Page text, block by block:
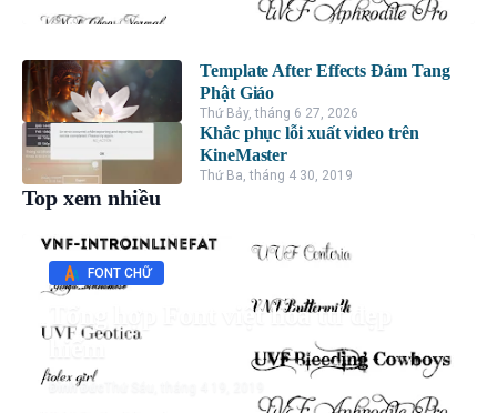
Template After Effects Đám Tang
Phật Giáo
Thứ Bảy, tháng 6 27, 2026
Khắc phục lỗi xuất video trên
KineMaster
Thứ Ba, tháng 4 30, 2019
Top xem nhiều
FONT CHỮ
Tổng hợp Font việt hóa ttf đẹp
hiếm
Đình Đức